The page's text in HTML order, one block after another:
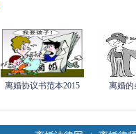
离婚协议书范本2015 离婚的